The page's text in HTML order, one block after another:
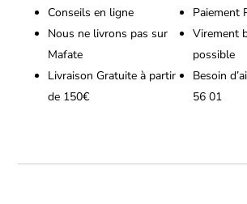
Conseils en ligne
Nous ne livrons pas sur
Mafate
Livraison Gratuite à partir
de 150€
Paiement
Virement
possible
Besoin
56 01